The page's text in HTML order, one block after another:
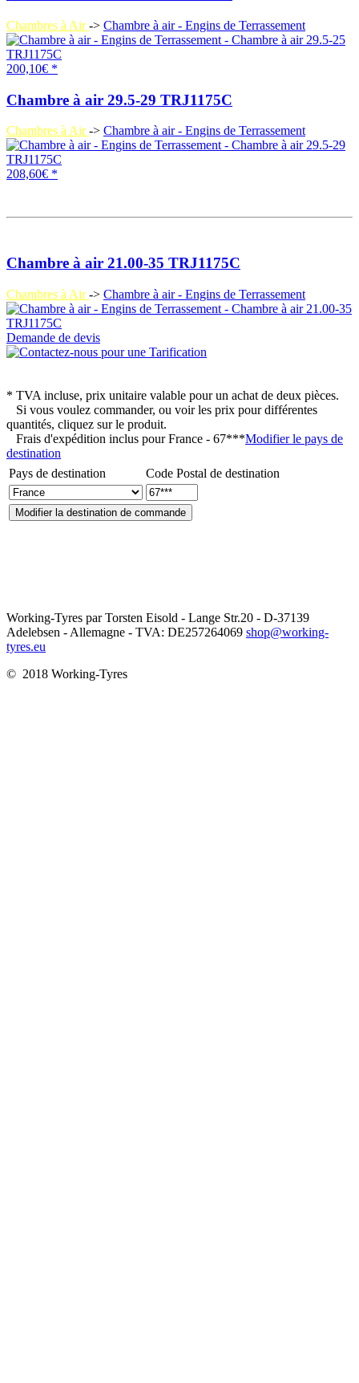
Chambres à Air-> Chambre à air - Engins de Terrassement
200,10€ *
Chambre à air 29.5-29 TRJ1175C
Chambres à Air-> Chambre à air - Engins de Terrassement
208,60€ *
Chambre à air 21.00-35 TRJ1175C
Chambres à Air-> Chambre à air - Engins de Terrassement
Demande de devis
* TVA incluse, prix unitaire valable pour un achat de deux pièces.
Si vous voulez commander, ou voir les prix pour différentes
quantités, cliquez sur le produit.
Frais d'expédition inclus pourFrance - 67***Modifier le pays de
destination
Pays de destination
Code Postal de destination
Working-Tyres par Torsten Eisold - Lange Str.20 - D-37139
Adelebsen - Allemagne - TVA: DE257264069 shop@working-
tyres.eu
© 2018 Working-Tyres